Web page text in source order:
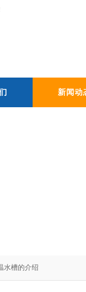
新闻动
水槽的介绍